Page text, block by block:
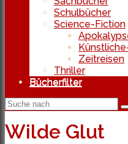
Schulbücher
Science-Fiction
Zeitreisen
Thriller
Bücherfilter
Wilde Glut